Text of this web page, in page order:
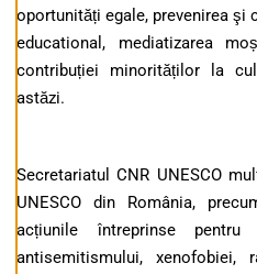
oportunități egale, prevenirea şi
educational, mediatizarea
contribuției minorităților la
astăzi.
Secretariatul CNR UNESCO
UNESCO din România,
acțiunile întreprinse pentru
antisemitismului,